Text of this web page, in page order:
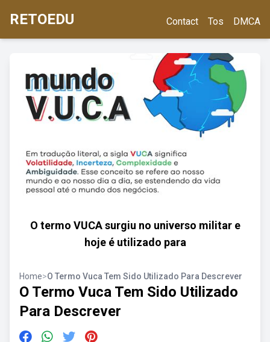
RETOEDU Contact Tos DMCA
O termo VUCA surgiu no universo militar e
hoje é utilizado para
Home>O Termo Vuca Tem Sido Utilizado Para Descrever
O Termo Vuca Tem Sido Utilizado
Para Descrever